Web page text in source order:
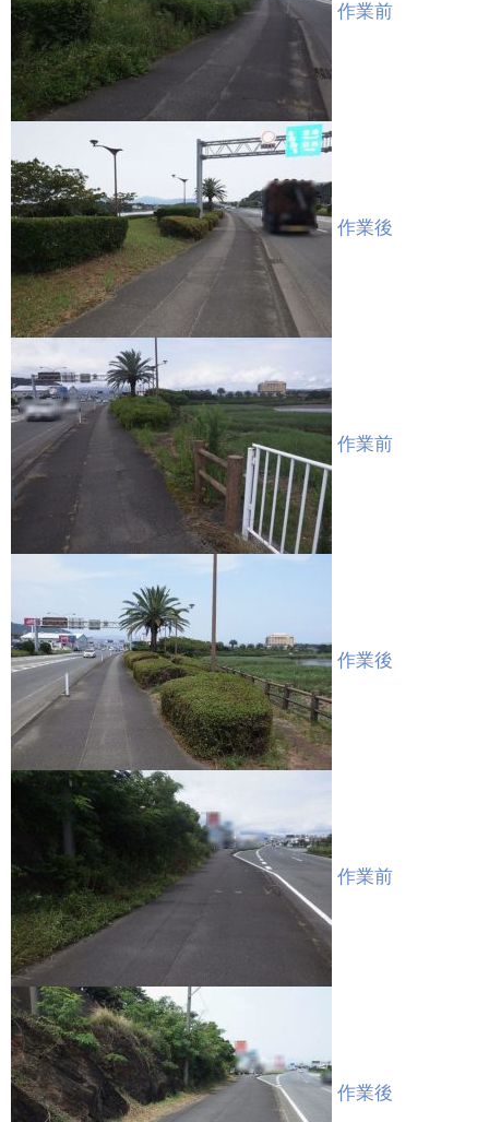
作業前
作業後
作業前
作業後
作業前
作業後